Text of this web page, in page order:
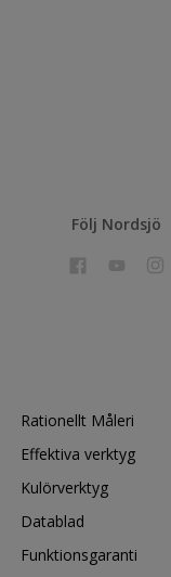
Följ Nordsjö
Rationellt Måleri
Effektiva verktyg
Kulörverktyg
Datablad
Funktionsgaranti